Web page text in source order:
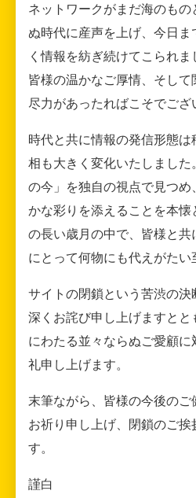
ネットワークがまだ海のも
ぬ時代に産声を上げ、今日
く情報を紡ぎ続けてこられ
皆様の温かなご厚情、そし
尽力があったればこそでござ
時代と共に情報の発信形態
相も大きく変化いたしました
の今」を独自の視点で見つ
かな彩りを添えることを本懐
の長い歳月の中で、皆様と
にとって何物にも代えがたい
サイトの閉鎖という苦渋の決
深くお詫び申し上げますとと
にわたる並々ならぬご愛顧
礼申し上げます。
末筆ながら、皆様の今後のご
お祈り申し上げ、閉鎖のご挨
す。
謹白